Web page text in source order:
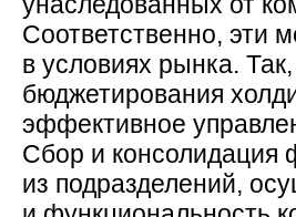
Соответственно, эти
в условиях рынка.
бюджетирования
эффективное
Сбор и консолидация
из подразделений,